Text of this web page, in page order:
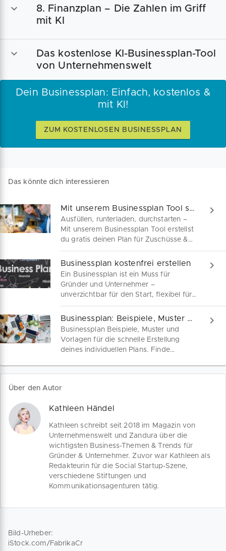
8. Finanzplan – Die Zahlen im Griff
mit KI
Das kostenlose KI-Businessplan-Tool
von Unternehmenswelt
Dein Businessplan: Einfach, kostenlos &
mit KI!
ZUM KOSTENLOSEN BUSINESSPLAN
Das könnte dich interessieren
Mit unserem Businessplan Tool schneller zu Zuschüssen und Darlehen
Ausfüllen, runterladen, durchstarten –
Mit unserem Businessplan Tool erstellst
du gratis deinen Plan für Zuschüsse &
Kredite. Jetzt starten!
Businessplan kostenfrei erstellen
Ein Businessplan ist ein Muss für
Gründer und Unternehmer –
unverzichtbar für den Start, flexibel für
Anpassungen und entscheidend für
Finanzhilfen. Wir sind dein Begleiter auf
dem Weg zum perfekten Geschäftsplan.
Businessplan: Beispiele, Muster & Vorlagen
Businessplan Beispiele, Muster und
Vorlagen für die schnelle Erstellung
deines individuellen Plans. Finde
Über den Autor
Kathleen Händel
Kathleen schreibt seit 2018 im Magazin von
Unternehmenswelt und Zandura über die
wichtigsten Business-Themen & Trends für
Gründer & Unternehmer. Zuvor war Kathleen als
Redakteurin für die Social Startup-Szene,
verschiedene Stiftungen und
Kommunikationsagenturen tätig.
Bild-Urheber:
iStock.com/FabrikaCr